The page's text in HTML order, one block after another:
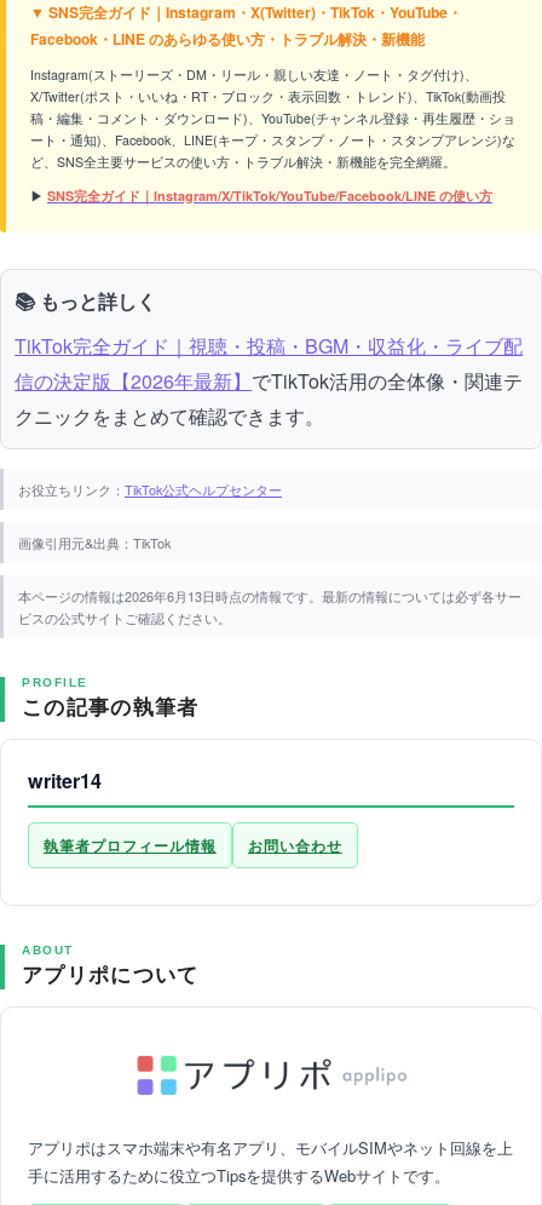
▼ SNS完全ガイド｜Instagram・X(Twitter)・TikTok・YouTube・
Facebook・LINE のあらゆる使い方・トラブル解決・新機能
Instagram(ストーリーズ・DM・リール・親しい友達・ノート・タグ付け)、
X/Twitter(ポスト・いいね・RT・ブロック・表示回数・トレンド)、TikTok(動画投
稿・編集・コメント・ダウンロード)、YouTube(チャンネル登録・再生履歴・ショ
ート・通知)、Facebook、LINE(キープ・スタンプ・ノート・スタンプアレンジ)な
ど、SNS全主要サービスの使い方・トラブル解決・新機能を完全網羅。
▶ SNS完全ガイド｜Instagram/X/TikTok/YouTube/Facebook/LINE の使い方
📚 もっと詳しく
TikTok完全ガイド｜視聴・投稿・BGM・収益化・ライブ配
信の決定版【2026年最新】 でTikTok活用の全体像・関連テ
クニックをまとめて確認できます。
お役立ちリンク： TikTok公式ヘルプセンター
画像引用元&出典：TikTok
本ページの情報は2026年6月13日時点の情報です。最新の情報については必ず各サー
ビスの公式サイトご確認ください。
PROFILE
この記事の執筆者
writer14
執筆者プロフィール情報 お問い合わせ
ABOUT
アプリポについて
アプリポはスマホ端末や有名アプリ、モバイルSIMやネット回線を上
手に活用するために役立つTipsを提供するWebサイトです。